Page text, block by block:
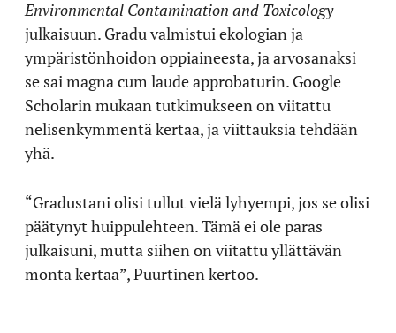
Environmental Contamination and Toxicology-
julkaisuun. Gradu valmistui ekologian ja
ympäristönhoidon oppiaineesta, ja arvosanaksi
se sai magna cum laude approbaturin. Google
Scholarin mukaan tutkimukseen on viitattu
nelisenkymmentä kertaa, ja viittauksia tehdään
yhä.
“Gradustani olisi tullut vielä lyhyempi, jos se olisi
päätynyt huippulehteen. Tämä ei ole paras
julkaisuni, mutta siihen on viitattu yllättävän
monta kertaa”, Puurtinen kertoo.